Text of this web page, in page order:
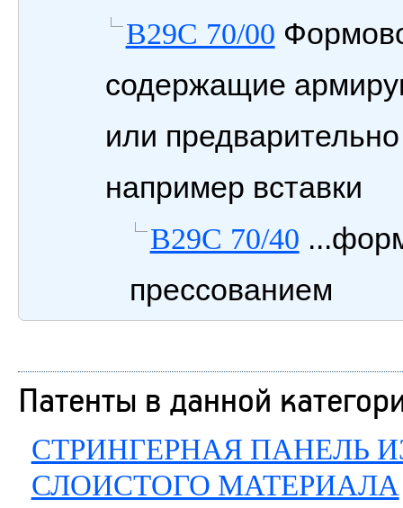
B29C 70/00
содержащие
или
например вставки
B29C 70/40
прессованием
Патенты в данной
СТРИНГЕРНАЯ ПАНЕЛЬ
СЛОИСТОГО МАТЕРИАЛА